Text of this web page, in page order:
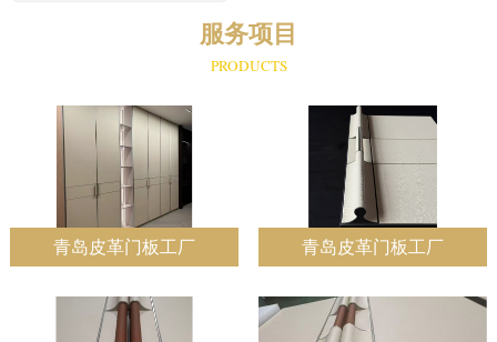
服务项目
PRODUCTS
青岛皮革门板工厂 青岛皮革门板工厂